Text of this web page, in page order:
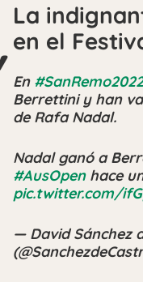
La
en el
En #SanRemo2022
Berrettini y han
de Rafa Nadal.
Nadal ganó a
#AusOpenhace
pic.twitter.com/
— David Sánchez